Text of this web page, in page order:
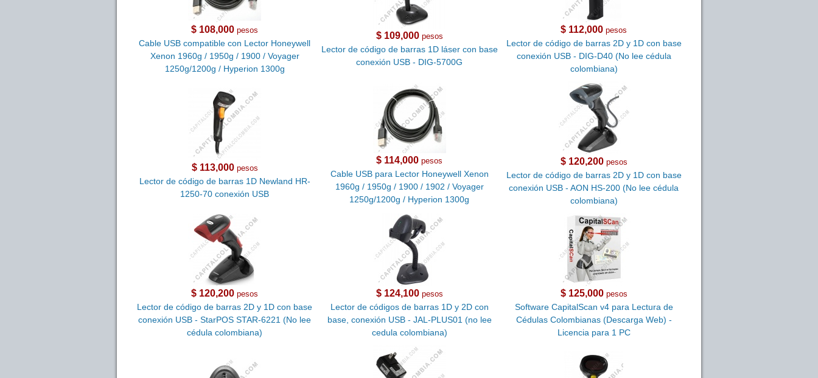
$ 108,000 pesos
Cable USB compatible con Lector Honeywell
Xenon 1960g / 1950g / 1900 / Voyager
1250g/1200g / Hyperion 1300g
$ 109,000pesos
Lector de código de barras 1D láser con base
conexión USB - DIG-5700G
$ 112,000 pesos
Lector de código de barras 2D y 1D con base
conexión USB - DIG-D40 (No lee cédula
colombiana)
$ 113,000pesos
Lector de código de barras 1D Newland HR-
1250-70 conexión USB
$ 114,000 pesos
Cable USB para Lector Honeywell Xenon
1960g / 1950g / 1900 / 1902 / Voyager
1250g/1200g / Hyperion 1300g
$ 120,200pesos
Lector de código de barras 2D y 1D con base
conexión USB - AON HS-200 (No lee cédula
colombiana)
$ 120,200 pesos
Lector de código de barras 2D y 1D con base
conexión USB - StarPOS STAR-6221 (No lee
cédula colombiana)
$ 124,100pesos
Lector de códigos de barras 1D y 2D con
base, conexión USB - JAL-PLUS01 (no lee
cedula colombiana)
$ 125,000pesos
Software CapitalScan v4 para Lectura de
Cédulas Colombianas (Descarga Web) -
Licencia para 1 PC